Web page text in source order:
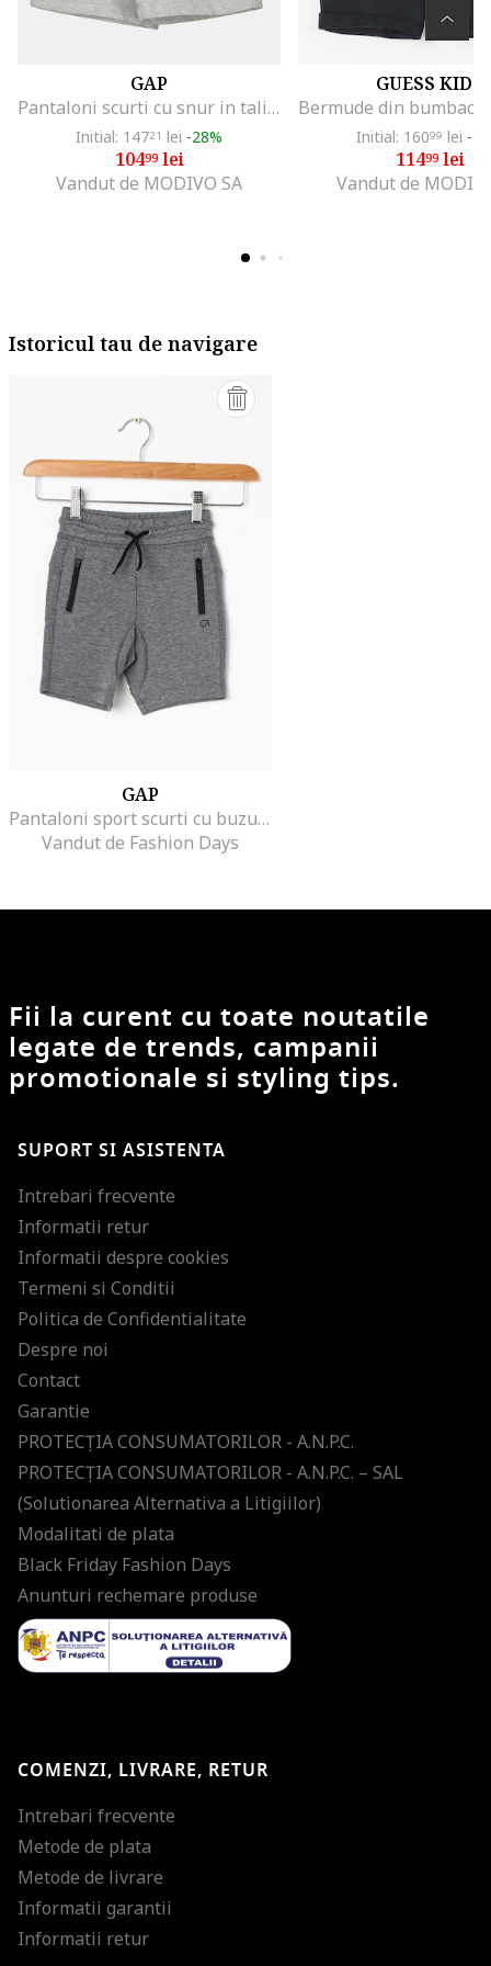
GAP
Pantaloni scurti cu snur in talie, Gri
Initial: 14721 lei -28%
10499lei
Vandut de MODIVO SA
GUESS KIDS
Initial: 16099 lei -
11499lei
Vandut de
Istoricul tau de navigare
GAP
Pantaloni sport scurti cu buzunare cu fermoar
Vandut de Fashion Days
Fii la curent cu toate noutatile
legate de trends, campanii
promotionale si styling tips.
SUPORT SI ASISTENTA
Intrebari frecvente
Informatii retur
Informatii despre cookies
Termeni si Conditii
Politica de Confidentialitate
Despre noi
Contact
Garantie
PROTECŢIA CONSUMATORILOR - A.N.P.C.
PROTECŢIA CONSUMATORILOR - A.N.P.C. – SAL
(Solutionarea Alternativa a Litigiilor)
Modalitati de plata
Black Friday Fashion Days
Anunturi rechemare produse
COMENZI, LIVRARE, RETUR
Intrebari frecvente
Metode de plata
Metode de livrare
Informatii garantii
Informatii retur